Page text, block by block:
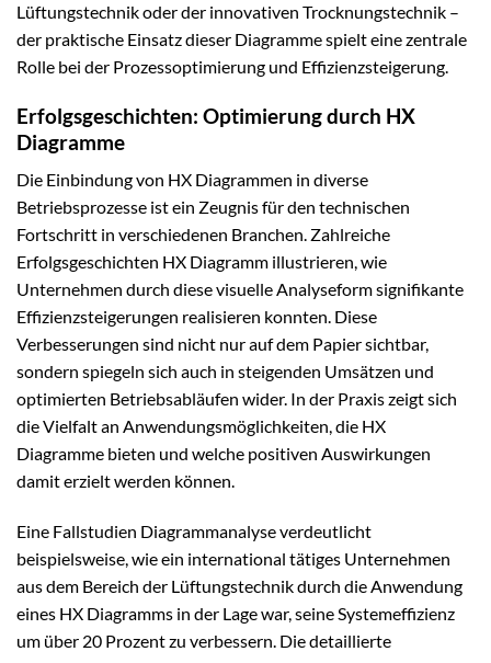
Lüftungstechnik oder der innovativen Trocknungstechnik –
der praktische Einsatz dieser Diagramme spielt eine zentrale
Rolle bei der Prozessoptimierung und Effizienzsteigerung.
Erfolgsgeschichten: Optimierung durch HX
Diagramme
Die Einbindung von HX Diagrammen in diverse
Betriebsprozesse ist ein Zeugnis für den technischen
Fortschritt in verschiedenen Branchen. Zahlreiche
Erfolgsgeschichten HX Diagramm illustrieren, wie
Unternehmen durch diese visuelle Analyseform signifikante
Effizienzsteigerungen realisieren konnten. Diese
Verbesserungen sind nicht nur auf dem Papier sichtbar,
sondern spiegeln sich auch in steigenden Umsätzen und
optimierten Betriebsabläufen wider. In der Praxis zeigt sich
die Vielfalt an Anwendungsmöglichkeiten, die HX
Diagramme bieten und welche positiven Auswirkungen
damit erzielt werden können.
Eine Fallstudien Diagrammanalyse verdeutlicht
beispielsweise, wie ein international tätiges Unternehmen
aus dem Bereich der Lüftungstechnik durch die Anwendung
eines HX Diagramms in der Lage war, seine Systemeffizienz
um über 20 Prozent zu verbessern. Die detaillierte